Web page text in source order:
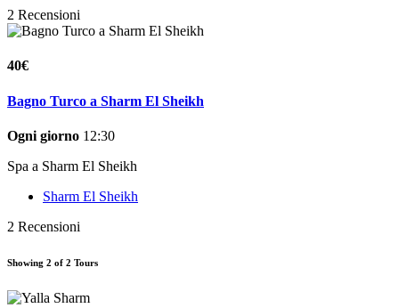
2 Recensioni
40€
Bagno Turco a Sharm El Sheikh
Ogni giorno 12:30
Spa a Sharm El Sheikh
Sharm El Sheikh
2 Recensioni
Showing 2 of 2 Tours